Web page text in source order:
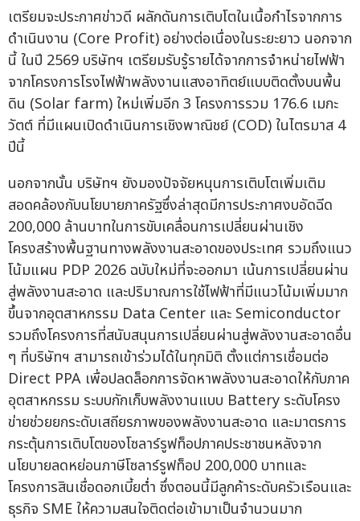
เตรียมจะประกาศข่าวดี ผลักดันการเติบโตในเนื้อกำไรจากการ
ดำเนินงาน (Core Profit) อย่างต่อเนื่องในระยะยาว นอกจาก
นี้ ในปี 2569 บริษัทฯ เตรียมรับรู้รายได้จากการจำหน่ายไฟฟ้า
จากโครงการโรงไฟฟ้าพลังงานแสงอาทิตย์แบบติดตั้งบนพื้น
ดิน (Solar farm) ใหม่เพิ่มอีก 3 โครงการรวม 176.6 เมกะ
วัตต์ ที่มีแผนเปิดดำเนินการเชิงพาณิชย์ (COD) ในไตรมาส 4
ปีนี้
นอกจากนั้น บริษัทฯ ยังมองปัจจัยหนุนการเติบโตเพิ่มเติม
สอดคล้องกับนโยบายภาครัฐซึ่งล่าสุดมีการประกาศงบอัดฉีด
200,000 ล้านบาทในการขับเคลื่อนการเปลี่ยนผ่านเชิง
โครงสร้างพื้นฐานทางพลังงานสะอาดของประเทศ รวมถึงแนว
โน้มแผน PDP 2026 ฉบับใหม่ที่จะออกมา เน้นการเปลี่ยนผ่าน
สู่พลังงานสะอาด และปริมาณการใช้ไฟฟ้าที่มีแนวโน้มเพิ่มมาก
ขึ้นจากอุตสาหกรรม Data Center และ Semiconductor
รวมถึงโครงการที่สนับสนุนการเปลี่ยนผ่านสู่พลังงานสะอาดอื่น
ๆ ที่บริษัทฯ สามารถเข้าร่วมได้ในทุกมิติ ตั้งแต่การเชื่อมต่อ
Direct PPA เพื่อปลดล็อกการจัดหาพลังงานสะอาดให้กับภาค
อุตสาหกรรม ระบบกักเก็บพลังงานแบบ Battery ระดับโครง
ข่ายช่วยยกระดับเสถียรภาพของพลังงานสะอาด และมาตรการ
กระตุ้นการเติบโตของโซลาร์รูฟท็อปภาคประชาชนหลังจาก
นโยบายลดหย่อนภาษีโซลาร์รูฟท็อป 200,000 บาทและ
โครงการสินเชื่อดอกเบี้ยต่ำ ซึ่งตอนนี้มีลูกค้าระดับครัวเรือนและ
ธุรกิจ SME ให้ความสนใจติดต่อเข้ามาเป็นจำนวนมาก